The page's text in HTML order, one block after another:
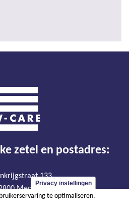
zetel en postadres:
133
Mechelen
Privacy instellingen
te optimaliseren.